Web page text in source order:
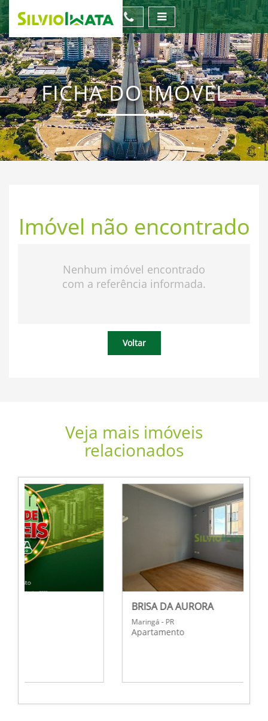
FICHA DO IMÓVEL
Imóvel não encontrado
Nenhum imóvel encontrado
com a referência informada.
Voltar
Veja mais imóveis
relacionados
BRISA DA AURORA
Maringá - PR
Apartamento